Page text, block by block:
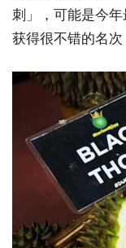
刺」，可能是今
获得很不错的名次